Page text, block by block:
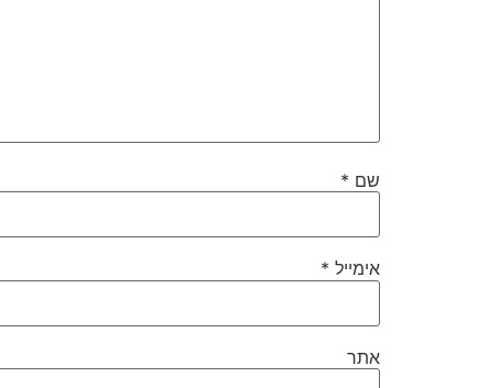
שם *
אימייל *
אתר